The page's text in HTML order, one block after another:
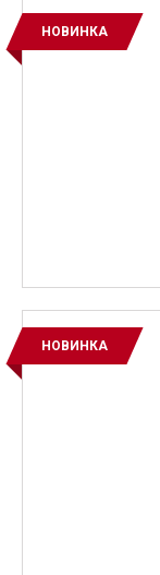
НОВИНКА
НОВИНКА